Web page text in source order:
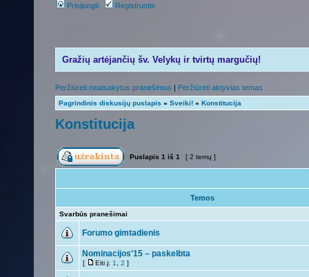
Prisijungti Registruotis
Gražių artėjančių šv. Velykų ir tvirtų margučių!
Peržiūrėti neatsakytus pranešimus | Peržiūrėti aktyvias temas
Pagrindinis diskusijų puslapis » Sveiki! » Konstitucija
Konstitucija
Puslapis 1 iš 1 [ 2 temų ]
Temos
Svarbūs pranešimai
Forumo gimtadienis
Nominacijos'15 – paskelbta
[ Eiti į: 1 2 ]